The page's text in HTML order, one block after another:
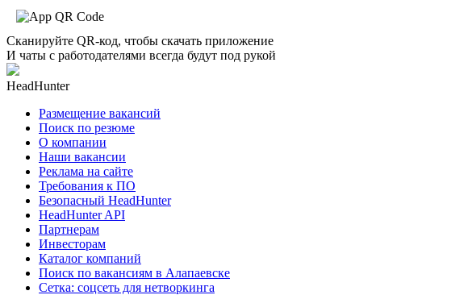
Сканируйте QR-код, чтобы скачать приложение
И чаты с работодателями всегда будут под рукой
HeadHunter
Размещение вакансий
Поиск по резюме
О компании
Наши вакансии
Реклама на сайте
Требования к ПО
Безопасный HeadHunter
HeadHunter API
Партнерам
Инвесторам
Каталог компаний
Поиск по вакансиям в Алапаевске
Сетка: соцсеть для нетворкинга